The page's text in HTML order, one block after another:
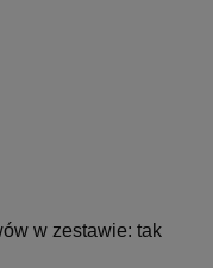
w zestawie: tak